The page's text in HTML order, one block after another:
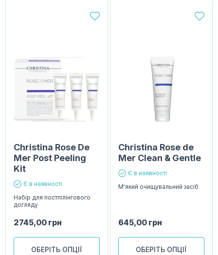
Christina Rose De
Mer Post Peeling
Kit
Є в наявності
Набір для постпілінгового
догляду
2745,00 грн
ОБЕРІТЬ ОПЦІЇ
Christina Rose de
Mer Clean & Gentle
Є в наявності
М'який очищувальний засіб
645,00 грн
ОБЕРІТЬ ОПЦІЇ